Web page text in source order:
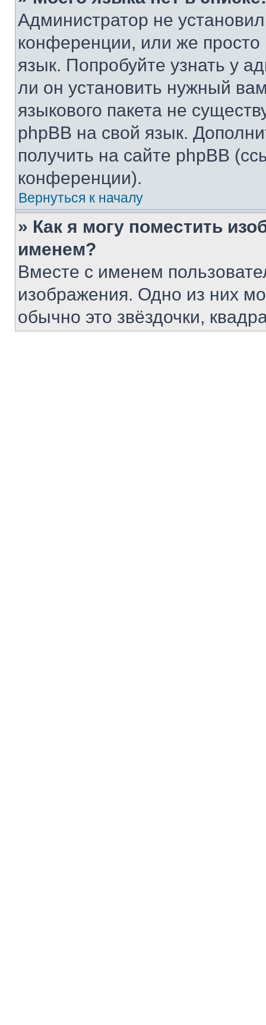
Администратор не
конференции, или же
язык. Попробуйте узнать у
ли он установить нужный
языкового пакета не
phpBB на свой язык.
получить на сайте phpBB
конференции).
Вернуться к началу
» Как я могу поместить
именем?
Вместе с именем
изображения. Одно из них
обычно это звёздочки,